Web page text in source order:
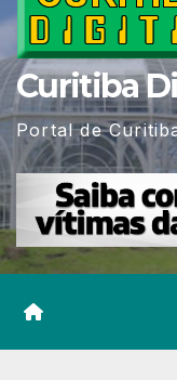
Curitiba
Portal de